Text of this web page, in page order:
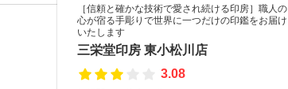
［信頼と確かな技術で愛され続ける印房］職人の
心が宿る手彫りで世界に一つだけの印鑑をお届け
いたします
三栄堂印房 東小松川店
3.08